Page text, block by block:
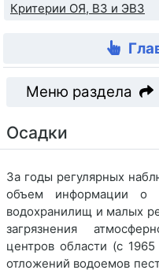
Критерии ОЯ, ВЗ и ЭВЗ
Меню раздела
Осадки
За годы регулярных
объем информации о
водохранилищ и малых
загрязнения
центров области (с
отложений водоемов